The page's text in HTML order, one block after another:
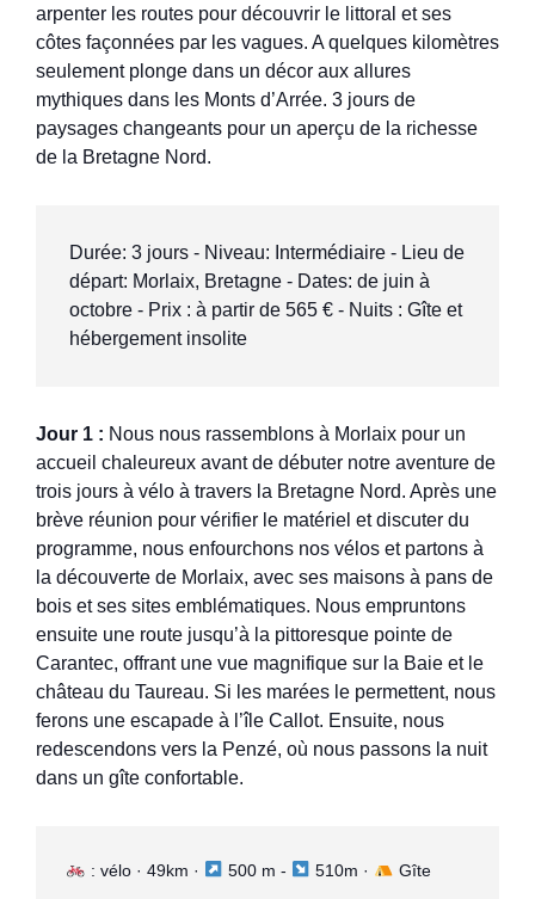
arpenter les routes pour découvrir le littoral et ses
côtes façonnées par les vagues. A quelques kilomètres
seulement plonge dans un décor aux allures
mythiques dans les Monts d’Arrée. 3 jours de
paysages changeants pour un aperçu de la richesse
de la Bretagne Nord.
Durée: 3 jours - Niveau: Intermédiaire - Lieu de
départ: Morlaix, Bretagne - Dates: de juin à
octobre - Prix : à partir de 565 € - Nuits : Gîte et
hébergement insolite
Jour 1 : Nous nous rassemblons à Morlaix pour un
accueil chaleureux avant de débuter notre aventure de
trois jours à vélo à travers la Bretagne Nord. Après une
brève réunion pour vérifier le matériel et discuter du
programme, nous enfourchons nos vélos et partons à
la découverte de Morlaix, avec ses maisons à pans de
bois et ses sites emblématiques. Nous empruntons
ensuite une route jusqu’à la pittoresque pointe de
Carantec, offrant une vue magnifique sur la Baie et le
château du Taureau. Si les marées le permettent, nous
ferons une escapade à l’île Callot. Ensuite, nous
redescendons vers la Penzé, où nous passons la nuit
dans un gîte confortable.
: vélo · 49km · 500 m - 510m · Gîte